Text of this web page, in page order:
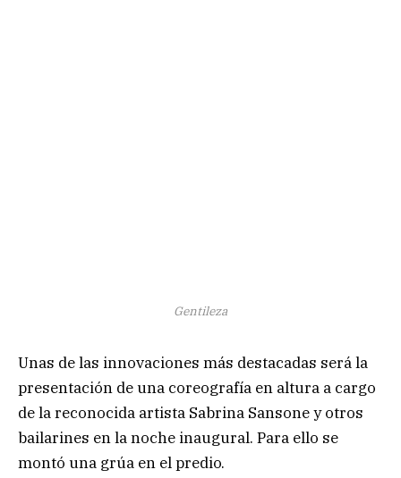
Gentileza
Unas de las innovaciones más destacadas será la
presentación de una coreografía en altura a cargo
de la reconocida artista Sabrina Sansone y otros
bailarines en la noche inaugural. Para ello se
montó una grúa en el predio.